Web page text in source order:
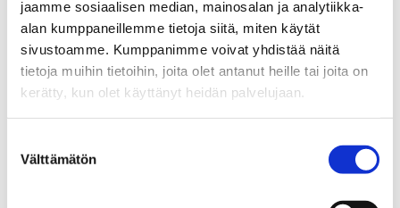
jaamme sosiaalisen median, mainosalan ja analytiikka-
alan kumppaneillemme tietoja siitä, miten käytät
sivustoamme. Kumppanimme voivat yhdistää näitä
tietoja muihin tietoihin, joita olet antanut heille tai joita on
kerätty, kun olet käyttänyt heidän palvelujaan.
Katso lisätietoja käyttämistämme evästeistä
valinta
Välttämätön
palveluntarjoajista toimitetaan pyynnöstä.
Tietoja ei pääsääntöisesti luovuteta EU/ETA-alueen
ulkopuolelle.
Jotkut analytiikka- ja markkinointipalvelut voivat käsitellä
henkilötietoja myös EU/ETA-alueen ulkopuolella. Näiden
mallisopimuslausekkeiden tai muiden lainmukaisten
suojamekanismien mukaisesti. Henkilötietoja ei yleensä